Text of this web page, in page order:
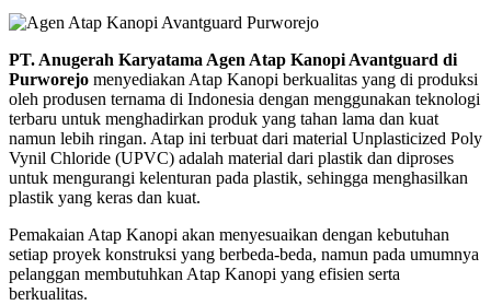
PT. Anugerah Karyatama Agen Atap Kanopi Avantguard di
Purworejo menyediakan Atap Kanopi berkualitas yang di produksi
oleh produsen ternama di Indonesia dengan menggunakan teknologi
terbaru untuk menghadirkan produk yang tahan lama dan kuat
namun lebih ringan. Atap ini terbuat dari material Unplasticized Poly
Vynil Chloride (UPVC) adalah material dari plastik dan diproses
untuk mengurangi kelenturan pada plastik, sehingga menghasilkan
plastik yang keras dan kuat.
Pemakaian Atap Kanopi akan menyesuaikan dengan kebutuhan
setiap proyek konstruksi yang berbeda-beda, namun pada umumnya
pelanggan membutuhkan Atap Kanopi yang efisien serta
berkualitas.